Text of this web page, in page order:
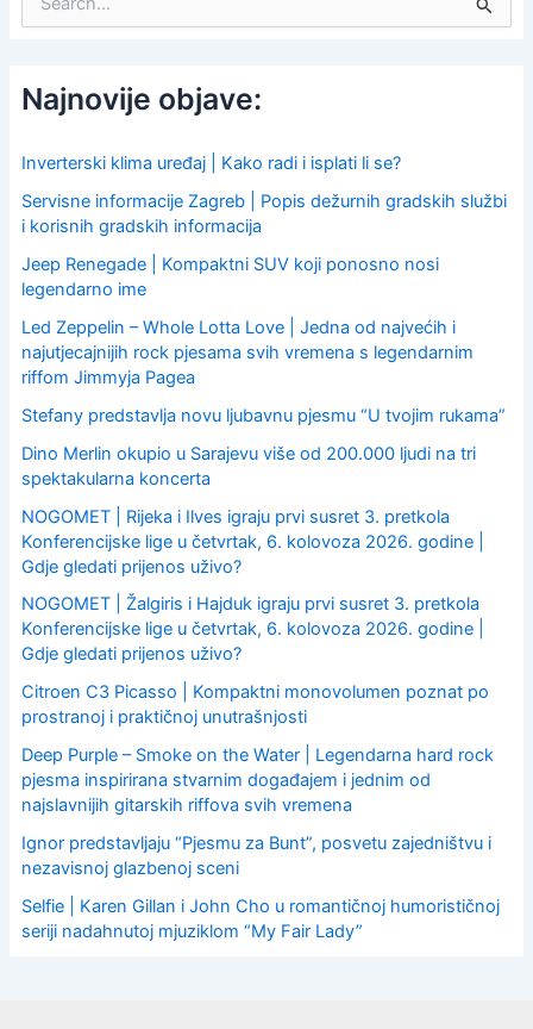
c
h
o
:
Najnovije objave:
Inverterski klima uređaj | Kako radi i isplati li se?
Servisne informacije Zagreb | Popis dežurnih gradskih službi
i korisnih gradskih informacija
Jeep Renegade | Kompaktni SUV koji ponosno nosi
legendarno ime
Led Zeppelin – Whole Lotta Love | Jedna od najvećih i
najutjecajnijih rock pjesama svih vremena s legendarnim
riffom Jimmyja Pagea
Stefany predstavlja novu ljubavnu pjesmu “U tvojim rukama”
Dino Merlin okupio u Sarajevu više od 200.000 ljudi na tri
spektakularna koncerta
NOGOMET | Rijeka i Ilves igraju prvi susret 3. pretkola
Konferencijske lige u četvrtak, 6. kolovoza 2026. godine |
Gdje gledati prijenos uživo?
NOGOMET | Žalgiris i Hajduk igraju prvi susret 3. pretkola
Konferencijske lige u četvrtak, 6. kolovoza 2026. godine |
Gdje gledati prijenos uživo?
Citroen C3 Picasso | Kompaktni monovolumen poznat po
prostranoj i praktičnoj unutrašnjosti
Deep Purple – Smoke on the Water | Legendarna hard rock
pjesma inspirirana stvarnim događajem i jednim od
najslavnijih gitarskih riffova svih vremena
Ignor predstavljaju “Pjesmu za Bunt”, posvetu zajedništvu i
nezavisnoj glazbenoj sceni
Selfie | Karen Gillan i John Cho u romantičnoj humorističnoj
seriji nadahnutoj mjuziklom “My Fair Lady”